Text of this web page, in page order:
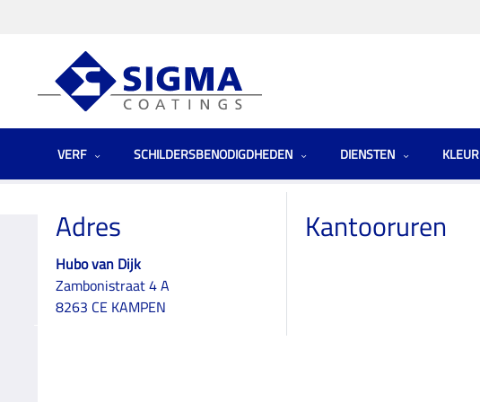
VERF SCHILDERSBENODIGDHEDEN DIENSTEN KLEUR
Hubo van Dijk
Adres
Hubo van Dijk
Zambonistraat 4 A
8263 CE KAMPEN
Kantooruren